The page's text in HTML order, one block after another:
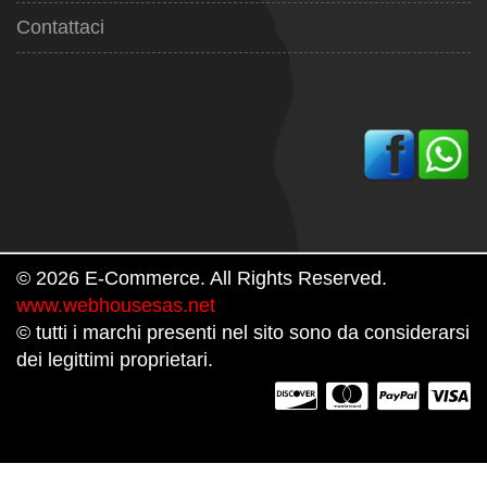
Contattaci
© 2026 E-Commerce. All Rights Reserved.
www.webhousesas.net
© tutti i marchi presenti nel sito sono da considerarsi
dei legittimi proprietari.